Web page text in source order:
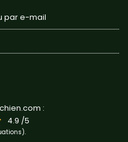
par e-mail
:
4.9 /5